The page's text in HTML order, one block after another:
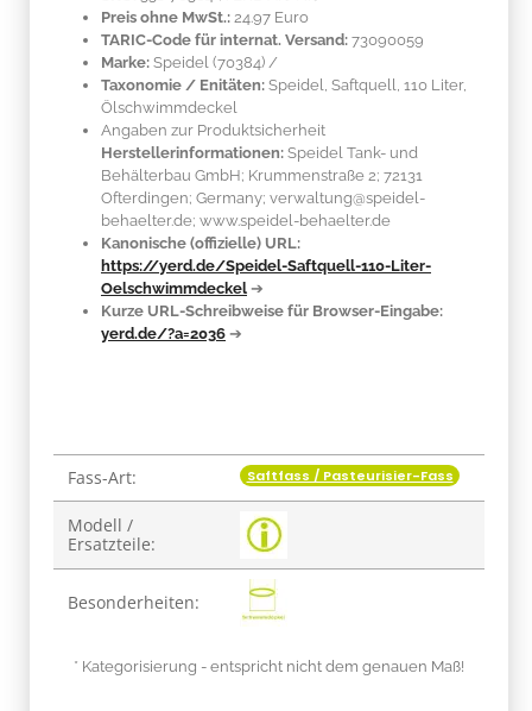
Preis ohne MwSt.: 24.97 Euro
TARIC-Code für internat. Versand: 73090059
Marke: Speidel (70384) /
Taxonomie / Enitäten: Speidel, Saftquell, 110 Liter,
Ölschwimmdeckel
Angaben zur Produktsicherheit
Herstellerinformationen: Speidel Tank- und
Behälterbau GmbH; Krummenstraße 2; 72131
Ofterdingen; Germany; verwaltung@speidel-
behaelter.de; www.speidel-behaelter.de
Kanonische (offizielle) URL:
https://yerd.de/Speidel-Saftquell-110-Liter-
Oelschwimmdeckel ➔
Kurze URL-Schreibweise für Browser-Eingabe:
yerd.de/?a=2036 ➔
Produkteigenschaft
Wert
Fass-Art: Saftfass / Pasteurisier-Fass
Modell /
Ersatzteile:
Besonderheiten:
* Kategorisierung - entspricht nicht dem genauen Maß!